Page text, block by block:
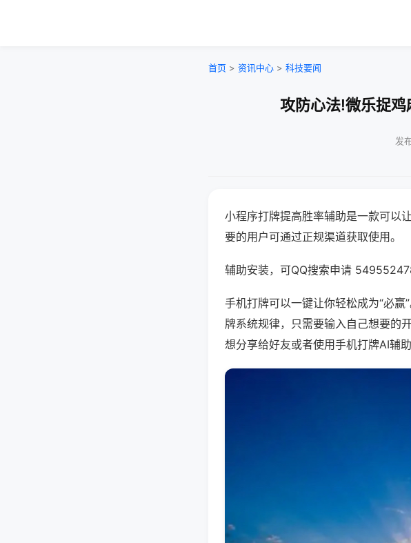
首页 > 资讯中心 > 科技要闻
攻防心法!微乐捉
发
小程序打牌提高胜率辅助是一款可以
要的用户可通过正规渠道获取使用。
辅助安装，可QQ搜索申请
手机打牌可以一键让你轻松成为“必
牌系统规律，只需要输入自己想要的
想分享给好友或者使用手机打牌AI辅